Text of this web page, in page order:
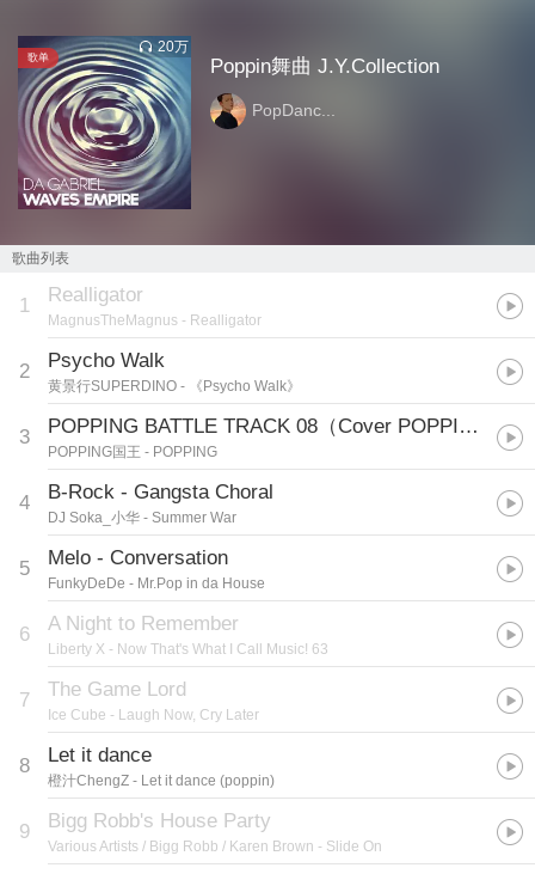
歌单
20万
Poppin舞曲 J.Y.Collection
PopDanc...
歌曲列表
1 Realligator
MagnusTheMagnus - Realligator
2 Psycho Walk
黄景行SUPERDINO - 《Psycho Walk》
3 POPPING BATTLE TRACK 08（Cover POPPING国王）
POPPING国王 - POPPING
4 B-Rock - Gangsta Choral
DJ Soka_小华 - Summer War
5 Melo - Conversation
FunkyDeDe - Mr.Pop in da House
6 A Night to Remember
Liberty X - Now That's What I Call Music! 63
7 The Game Lord
Ice Cube - Laugh Now, Cry Later
8 Let it dance
橙汁ChengZ - Let it dance (poppin)
9 Bigg Robb's House Party
Various Artists / Bigg Robb / Karen Brown - Slide On